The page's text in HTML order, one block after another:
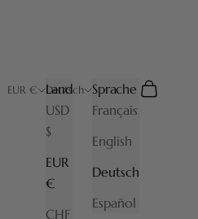
EUR €
Land
USD
$
EUR
€
CHF
Deutsch
Sprache
Français
English
Deutsch
Español
Suchen